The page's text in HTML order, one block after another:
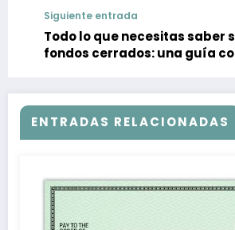
Siguiente entrada
Todo lo que necesitas saber
fondos cerrados: una guía
ENTRADAS RELACIONADAS